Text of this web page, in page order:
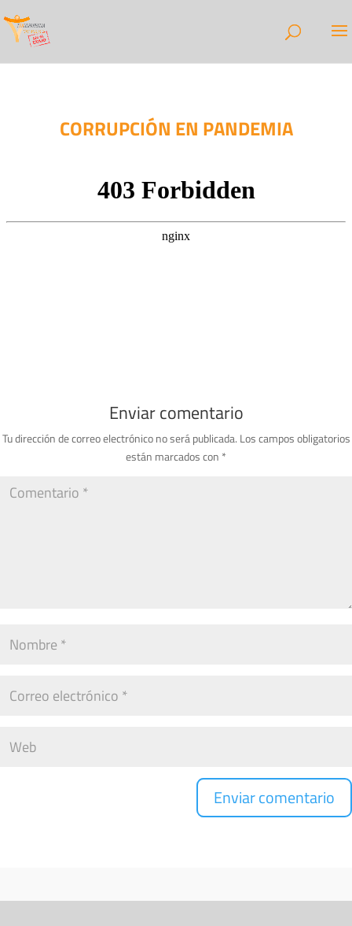
CORRUPCIÓN EN PANDEMIA
Enviar comentario
Tu dirección de correo electrónico no será publicada. Los campos obligatorios
están marcados con *